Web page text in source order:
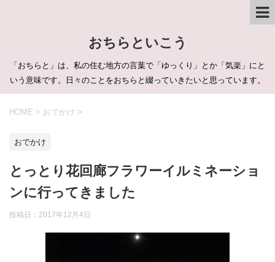
おちらといこう
「おちらと」は、私の住む地方の言葉で「ゆっくり」とか「気楽」にと
いう意味です。日々のことをおちらと綴っていきたいと思っています。
HOME > おでかけ >
おでかけ
とっとり花回廊フラワーイルミネーショ
ンに行ってきました
投稿日： 2017年12月4日